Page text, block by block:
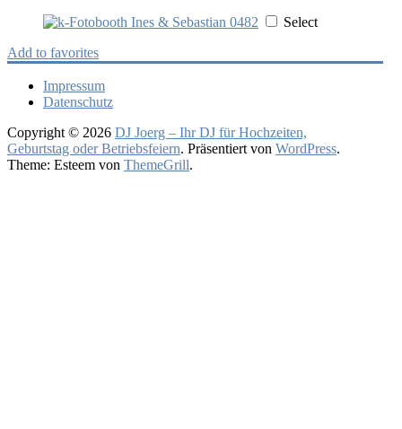
Select
Add to favorites
Impressum
Datenschutz
Copyright © 2026 DJ Joerg – Ihr DJ für Hochzeiten,
Geburtstag oder Betriebsfeiern. Präsentiert von WordPress.
Theme: Esteem von ThemeGrill.